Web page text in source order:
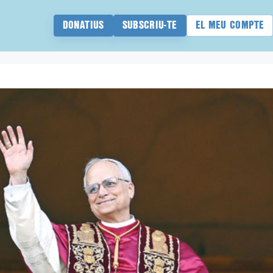
DONATIUS SUBSCRIU-TE EL MEU COMPTE